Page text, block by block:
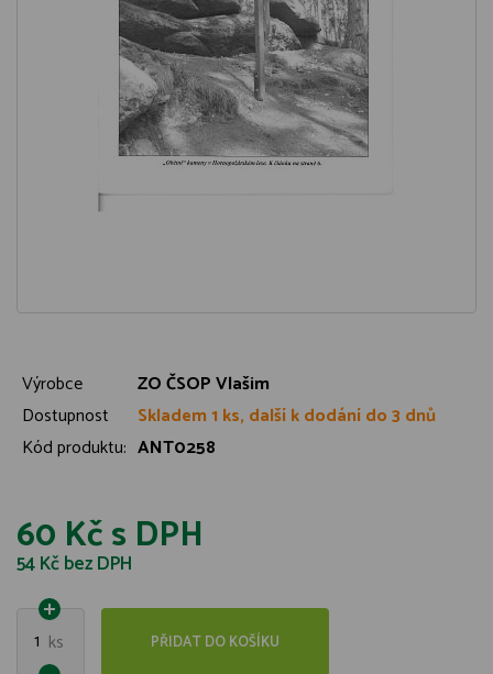
Výrobce
ZO ČSOP Vlašim
Dostupnost
Skladem 1 ks, další k dodání do 3 dnů
Kód produktu: ANT0258
60 Kčs DPH
54 Kčbez DPH
1 ks PŘIDAT DO KOŠÍKU